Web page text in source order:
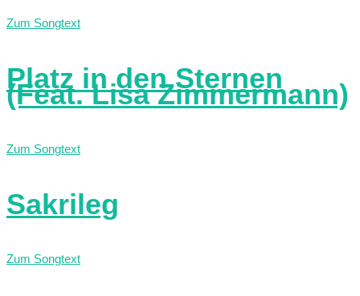
Zum Songtext
Platz in den Sternen
(Feat. Lisa Zimmermann)
Zum Songtext
Sakrileg
Zum Songtext